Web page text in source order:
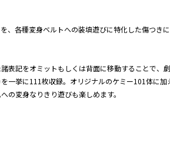
、各種変身ベルトへの装填遊びに特化した傷つき
表記をオミットもしくは背面に移動することで、
一挙に111枚収録。オリジナルのケミー101体に
の変身なりきり遊びも楽しめます。